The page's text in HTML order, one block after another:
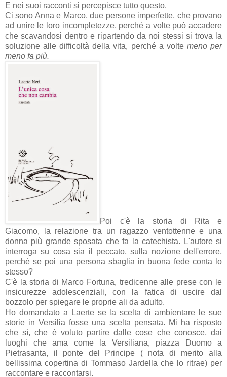
E nei suoi racconti si percepisce tutto questo.
Ci sono Anna e Marco, due persone imperfette, che provano
ad unire le loro incompletezze, perché a volte può accadere
che scavandosi dentro e ripartendo da noi stessi si trova la
soluzione alle difficoltà della vita, perché a voltemeno per
meno fa più.
Poi c'è la storia di Rita e
Giacomo, la relazione tra un ragazzo ventottenne e una
donna più grande sposata che fa la catechista. L'autore si
interroga su cosa sia il peccato, sulla nozione dell'errore,
perché se poi una persona sbaglia in buona fede conta lo
stesso?
C'è la storia di Marco Fortuna, tredicenne alle prese con le
insicurezze adolescenziali, con la fatica di uscire dal
bozzolo per spiegare le proprie ali da adulto.
Ho domandato a Laerte se la scelta di ambientare le sue
storie in Versilia fosse una scelta pensata. Mi ha risposto
che sì, che è voluto partire dalle cose che conosce, dai
luoghi che ama come la Versiliana, piazza Duomo a
Pietrasanta, il ponte del Principe ( nota di merito alla
bellissima copertina di Tommaso Jardella che lo ritrae) per
raccontare e raccontarsi.